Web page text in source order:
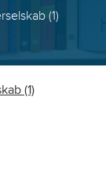
(1)
(1)